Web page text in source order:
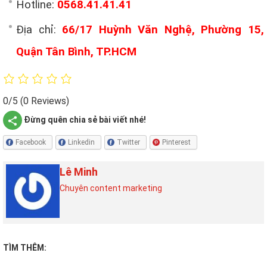
Hotline: 0568.41.41.41
Địa chỉ: 66/17 Huỳnh Văn Nghệ, Phường 15,
Quận Tân Bình, TP.HCM
0/5 (0 Reviews)
Đừng quên chia sẻ bài viết nhé!
Facebook Linkedin Twitter Pinterest
Lê Minh
Chuyên content marketing
TÌM THÊM: